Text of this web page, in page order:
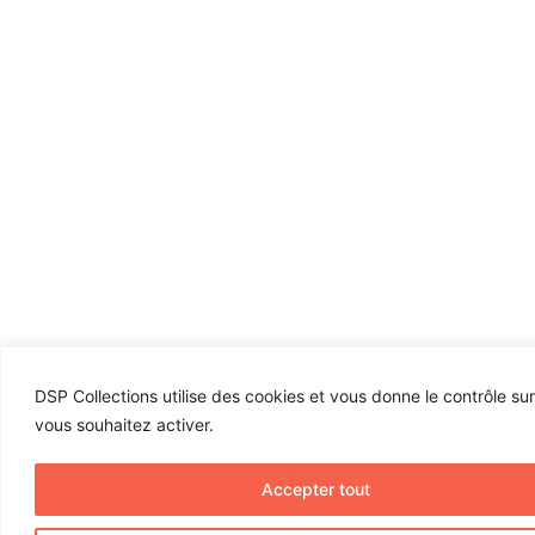
DSP Collections utilise des cookies et vous donne le contrôle
vous souhaitez activer.
Accepter tout